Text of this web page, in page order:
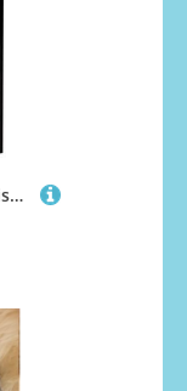
alles-meine.de GmbH Zeugnismappe/Ringbuch/Zeugnisringbuch - Zeugnisse Schmetterlinge & Blumen - incl. 20 Seiten / 10 Einsteckseiten - dokumentenecht - Einlagen - A 4 - Doku..